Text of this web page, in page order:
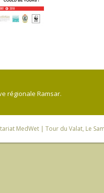
régionale Ramsar.
MedWet | Tour du Valat, Le